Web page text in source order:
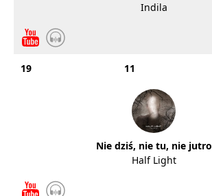
Indila
19 11
Nie dziś, nie tu, nie jutro
Half Light